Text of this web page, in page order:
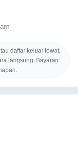
daftar keluar lewat,
langsung. Bayaran